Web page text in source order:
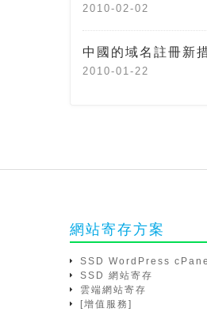
2010-02-02
中國的域名註冊新
2010-01-22
網站寄存方案
SSD WordPress
SSD 網站寄存
雲端網站寄存
[增值服務]